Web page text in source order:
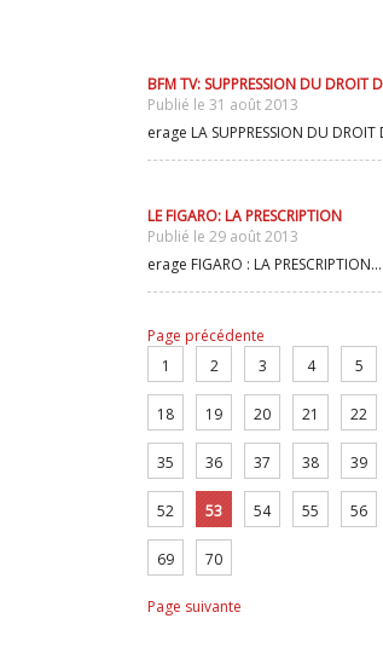
BFM TV: SUPPRESSION DU DROIT
Publié le 31 août 2013
erage LA SUPPRESSION DU
LE FIGARO: LA PRESCRIPTION
Publié le 29 août 2013
erage FIGARO : LA PRESCRIPTION...
Page précédente
1
2 3 4 5
18 19 20 21 22
35 36 37 38 39
52 53 54 55 56
69 70
Page suivante